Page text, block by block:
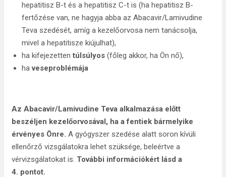
hepatitisz B-t és a hepatitisz C-t is (ha hepatitisz B-
fertőzése van, ne hagyja abba az Abacavir/Lamivudine
Teva szedését, amíg a kezelőorvosa nem tanácsolja,
mivel a hepatitisze kiújulhat),
ha kifejezettentúlsúlyos (főleg akkor, ha Ön nő),
haveseproblémája
Az Abacavir/Lamivudine Teva alkalmazása előtt
beszéljen kezelőorvosával, ha a fentiek bármelyike
érvényes Önre. A gyógyszer szedése alatt soron kívüli
ellenőrző vizsgálatokra lehet szüksége, beleértve a
vérvizsgálatokat is. További információkért lásd a
4. pontot.